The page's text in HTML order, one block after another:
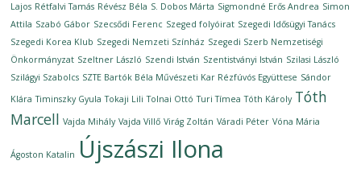
Lajos Rétfalvi Tamás Révész Béla S. Dobos Márta Sigmondné Erős Andrea Simon
Attila Szabó Gábor Szecsődi Ferenc Szeged folyóirat Szegedi Idősügyi Tanács
Szegedi Korea Klub Szegedi Nemzeti Színház Szegedi Szerb Nemzetiségi
Önkormányzat Szeltner László Szendi István Szentistványi István Szilasi László
Szilágyi Szabolcs SZTE Bartók Béla Művészeti Kar Rézfúvós Együttese Sándor
Klára Timinszky Gyula Tokaji Lili Tolnai Ottó Turi Tímea Tóth Károly Tóth
Marcell Vajda Mihály Vajda Villő Virág Zoltán Váradi Péter Vóna Mária
Ágoston Katalin Újszászi Ilona